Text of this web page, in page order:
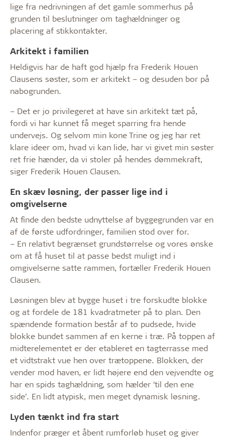
lige fra nedrivningen af det gamle sommerhus på
grunden til beslutninger om taghældninger og
placering af stikkontakter.
Arkitekt i familien
Heldigvis har de haft god hjælp fra Frederik Houen
Clausens søster, som er arkitekt – og desuden bor på
nabogrunden.
– Det er jo privilegeret at have sin arkitekt tæt på,
fordi vi har kunnet få meget sparring fra hende
undervejs. Og selvom min kone Trine og jeg har ret
klare ideer om, hvad vi kan lide, har vi givet min søster
ret frie hænder, da vi stoler på hendes dømmekraft,
siger Frederik Houen Clausen.
En skæv løsning, der passer lige ind i
omgivelserne
At finde den bedste udnyttelse af byggegrunden var en
af de første udfordringer, familien stod over for.
– En relativt begrænset grundstørrelse og vores ønske
om at få huset til at passe bedst muligt ind i
omgivelserne satte rammen, fortæller Frederik Houen
Clausen.
Løsningen blev at bygge huset i tre forskudte blokke
og at fordele de 181 kvadratmeter på to plan. Den
spændende formation består af to pudsede, hvide
blokke bundet sammen af en kerne i træ. På toppen af
midterelementet er der etableret en tagterrasse med
et vidtstrakt vue hen over trætoppene. Blokken, der
vender mod haven, er lidt højere end den vejvendte og
har en spids taghældning, som hælder ’til den ene
side’. En lidt atypisk, men meget dynamisk løsning.
Lyden tænkt ind fra start
Indenfor præger et åbent rumforløb huset og giver